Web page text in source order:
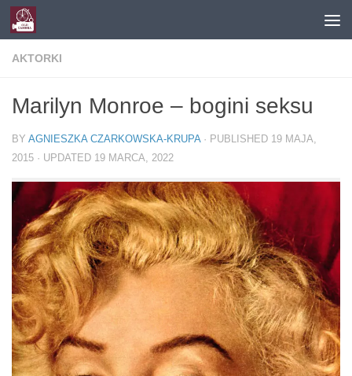
Skip to content
AKTORKI
Marilyn Monroe – bogini seksu
BY AGNIESZKA CZARKOWSKA-KRUPA · PUBLISHED 19 MAJA,
2015 · UPDATED 19 MARCA, 2022